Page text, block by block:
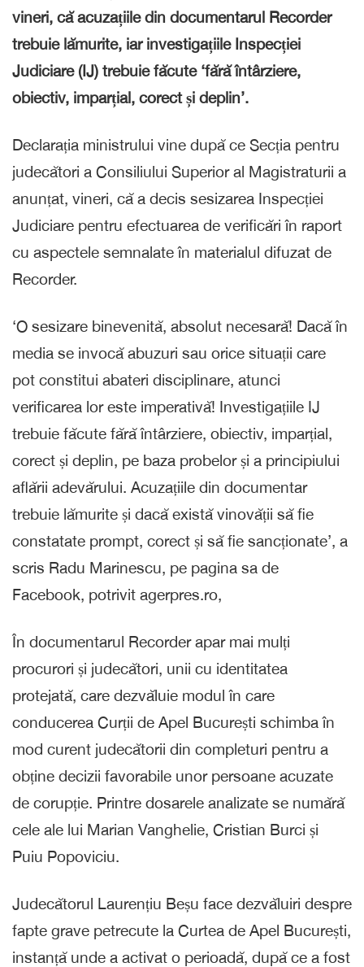
vineri, că acuzațiile din documentarul Recorder
trebuie lămurite, iar investigațiile Inspecției
Judiciare (IJ) trebuie făcute ‘fără întârziere,
obiectiv, imparțial, corect și deplin’.
Declarația ministrului vine după ce Secția pentru
judecători a Consiliului Superior al Magistraturii a
anunțat, vineri, că a decis sesizarea Inspecției
Judiciare pentru efectuarea de verificări în raport
cu aspectele semnalate în materialul difuzat de
Recorder.
‘O sesizare binevenită, absolut necesară! Dacă în
media se invocă abuzuri sau orice situații care
pot constitui abateri disciplinare, atunci
verificarea lor este imperativă! Investigațiile IJ
trebuie făcute fără întârziere, obiectiv, imparțial,
corect și deplin, pe baza probelor și a principiului
aflării adevărului. Acuzațiile din documentar
trebuie lămurite și dacă există vinovății să fie
constatate prompt, corect și să fie sancționate’, a
scris Radu Marinescu, pe pagina sa de
Facebook, potrivit agerpres.ro,
În documentarul Recorder apar mai mulți
procurori și judecători, unii cu identitatea
protejată, care dezvăluie modul în care
conducerea Curții de Apel București schimba în
mod curent judecătorii din completuri pentru a
obține decizii favorabile unor persoane acuzate
de corupție. Printre dosarele analizate se numără
cele ale lui Marian Vanghelie, Cristian Burci și
Puiu Popoviciu.
Judecătorul Laurențiu Beșu face dezvăluiri despre
fapte grave petrecute la Curtea de Apel București,
instanță unde a activat o perioadă, după ce a fost